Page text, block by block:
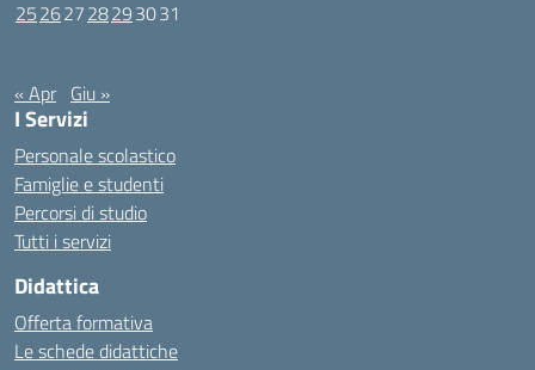
25262728293031
« Apr Giu »
I Servizi
Personale scolastico
Famiglie e studenti
Percorsi di studio
Tutti i servizi
Didattica
Offerta formativa
Le schede didattiche